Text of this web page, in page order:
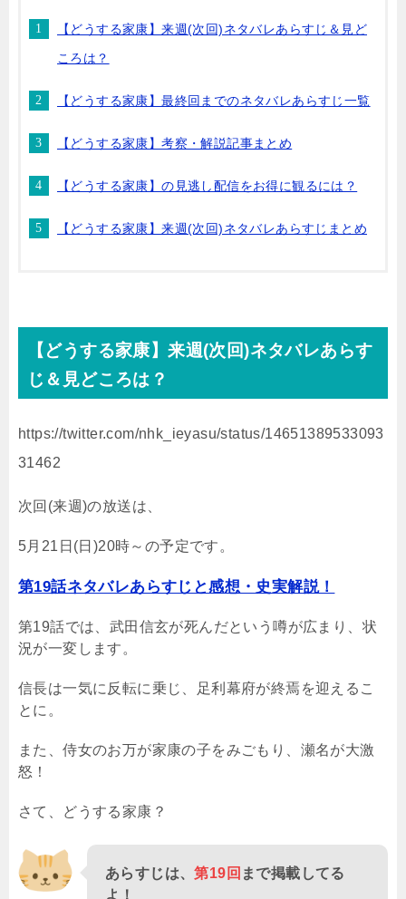
【どうする家康】来週(次回)ネタバレあらすじ＆見ど
ころは？
【どうする家康】最終回までのネタバレあらすじ一覧
【どうする家康】考察・解説記事まとめ
【どうする家康】の見逃し配信をお得に観るには？
【どうする家康】来週(次回)ネタバレあらすじまとめ
【どうする家康】来週(次回)ネタバレあらす
じ＆見どころは？
https://twitter.com/nhk_ieyasu/status/14651389533093
31462
次回(来週)の放送は、
5月21日(日)20時～の予定です。
第19話ネタバレあらすじと感想・史実解説！
第19話では、武田信玄が死んだという噂が広まり、状
況が一変します。
信長は一気に反転に乗じ、足利幕府が終焉を迎えるこ
とに。
また、侍女のお万が家康の子をみごもり、瀬名が大激
怒！
さて、どうする家康？
あらすじは、第19回 まで掲載してる
よ！